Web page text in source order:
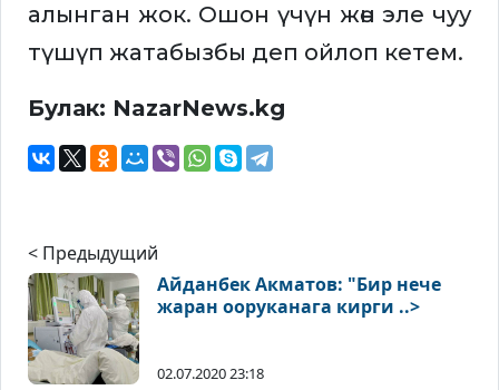
алынган жок. Ошон үчүн жөн эле чуу
түшүп жатабызбы деп ойлоп кетем.
Булак: NazarNews.kg
< Предыдущий
Айданбек Акматов: "Бир нече
жаран ооруканага кирги ..>
02.07.2020 23:18